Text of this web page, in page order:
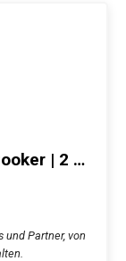
| 2 …
und Partner, von